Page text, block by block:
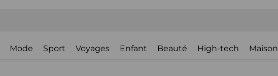
Mode Sport Voyages Enfant Beauté High-tech Maison